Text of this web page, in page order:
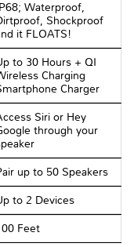
Waterproof,
Shockproof
it FLOATS!
to 30 Hours + QI
Charging
Charger
Siri or Hey
through your
up to 50 Speakers
to 2 Devices
Feet